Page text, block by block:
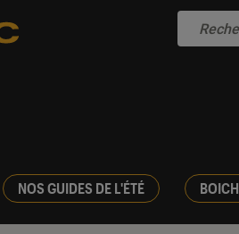
NOS GUIDES DE L'ÉTÉ